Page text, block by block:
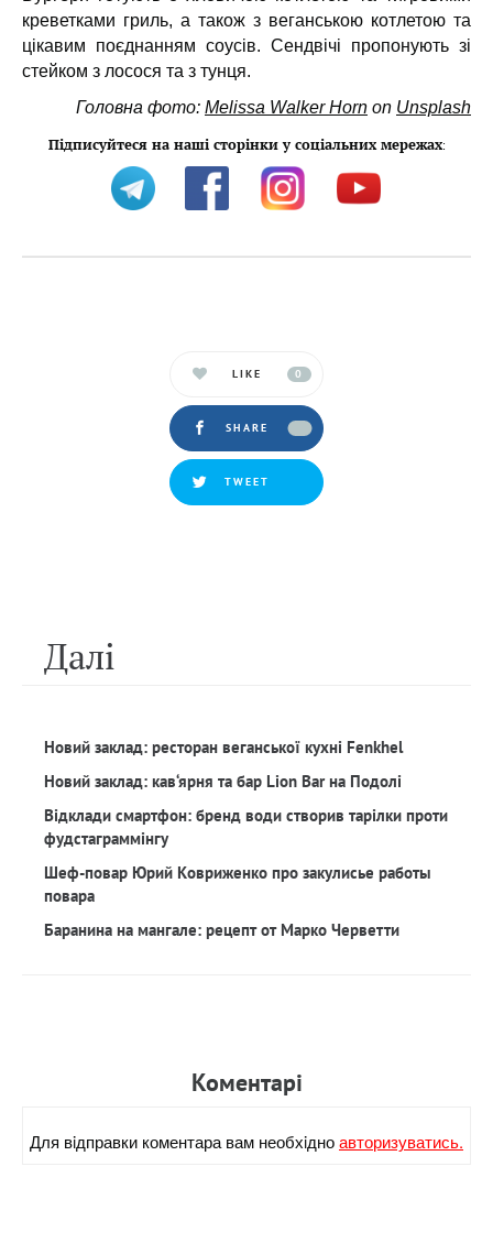
креветками гриль, а також з веганською котлетою та
цікавим поєднанням соусів. Сендвічі пропонують зі
стейком з лосося та з тунця.
Головна фото: Melissa Walker Horn on Unsplash
Підписуйтеся на наші сторінки у соціальних мережах:
LIKE 0
SHARE
TWEET
Далi
Новий заклад: ресторан веганської кухні Fenkhel
Новий заклад: кав‘ярня та бар Lion Bar на Подолі
Відклади смартфон: бренд води створив тарілки проти
фудстаграммінгу
Шеф-повар Юрий Ковриженко про закулисье работы
повара
Баранина на мангале: рецепт от Марко Черветти
Коментарi
Для вiдправки коментара вам необхiдноавторизуватись.